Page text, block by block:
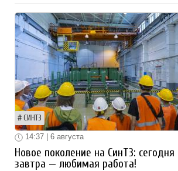
СИНТЗ
14:37 | 6 августа
Новое поколение на СинТЗ: сегодня
завтра — любимая работа!